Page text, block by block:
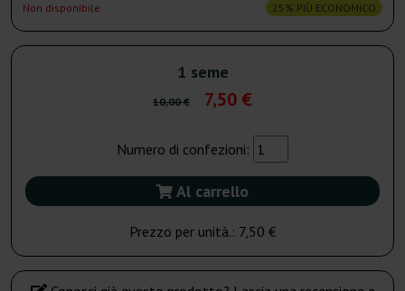
Non disponibile 25% PIÙ ECONOMICO
1 seme
10,00 € 7,50 €
Numero di confezioni:
Al carrello
Prezzo per unità.: 7,50 €